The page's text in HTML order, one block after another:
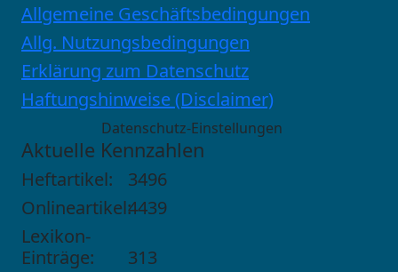
Allgemeine Geschäftsbedingungen
Allg. Nutzungsbedingungen
Erklärung zum Datenschutz
Haftungshinweise (Disclaimer)
Datenschutz-Einstellungen
Aktuelle Kennzahlen
Heftartikel:
3496
Onlineartikel:4439
Lexikon-
Einträge:
313